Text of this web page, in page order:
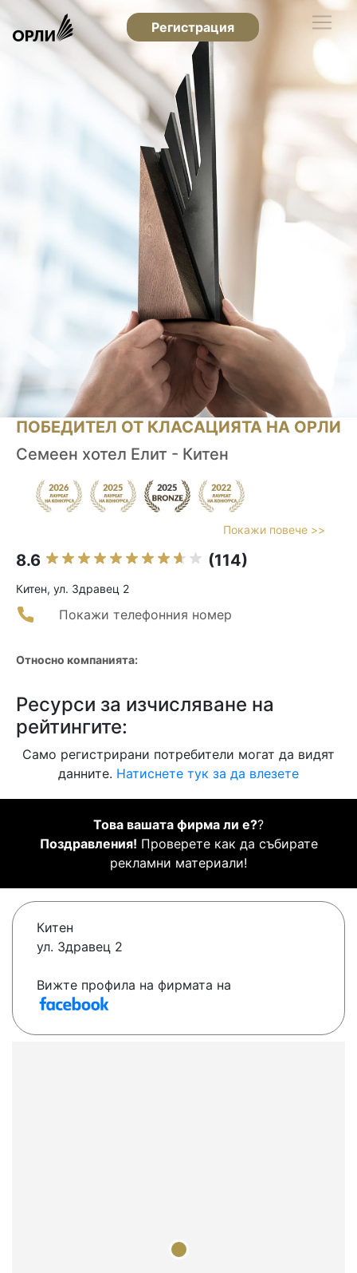
Регистрация
ПОБЕДИТЕЛ ОТ КЛАСАЦИЯТА НА ОРЛИ
Семеен хотел Елит - Китен
Покажи повече >>
8.6 (114)
Китен, ул. Здравец 2
Покажи телефонния номер
Относно компанията:
Ресурси за изчисляване на
рейтингите:
Само регистрирани потребители могат да видят
данните. Натиснете тук за да влезете
Това вашата фирма ли е??
Поздравления! Проверете как да събирате
рекламни материали!
Китен
ул. Здравец 2
Вижте профила на фирмата на